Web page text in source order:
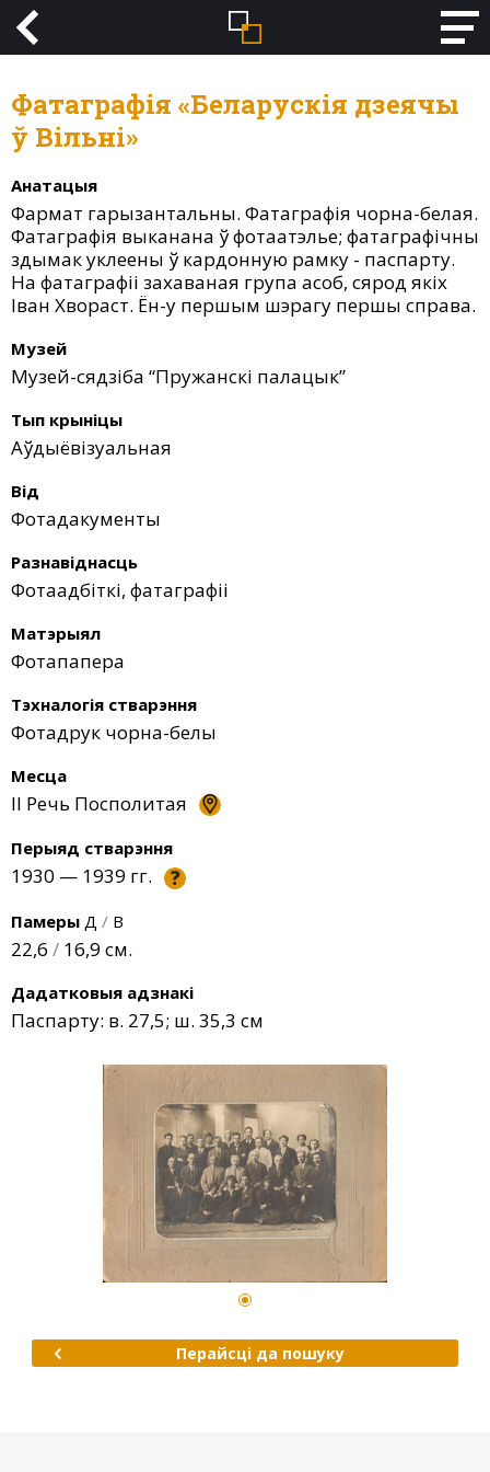
Фатаграфія «Беларускія дзеячы
ў Вільні»
Анатацыя
Фармат гарызантальны. Фатаграфія чорна-белая.
Фатаграфія выканана ў фотаатэлье; фатаграфічны
здымак уклеены ў кардонную рамку - паспарту.
На фатаграфіі захаваная група асоб, сярод якіх
Іван Хвораст. Ён-у першым шэрагу першы справа.
Музей
Музей-сядзіба “Пружанскі палацык”
Тып крыніцы
Аўдыёвізуальная
Від
Фотадакументы
Разнавіднасць
Фотаадбіткі, фатаграфіі
Матэрыял
Фотапапера
Тэхналогія стварэння
Фотадрук чорна-белы
Месца
II Речь Посполитая
Перыяд стварэння
1930 — 1939 гг. ?
Памеры Д / В
22,6 / 16,9 см.
Дадатковыя адзнакі
Паспарту: в. 27,5; ш. 35,3 см
Перайсці да пошуку